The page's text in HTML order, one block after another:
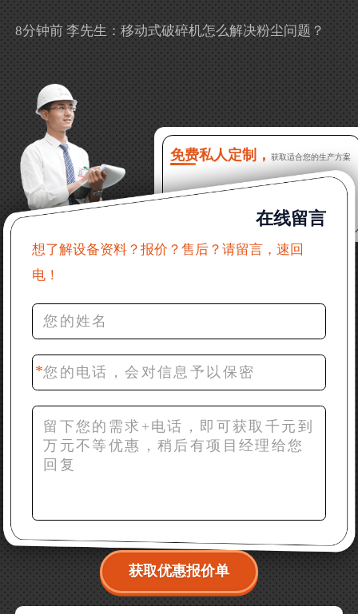
8分钟前 李先生：移动式破碎机怎么解决粉尘问题？
吗？
16分钟前 程先生：破碎生产线出个方案及报价，有什
么售后服务？
22分钟前 郑女士：想了解时产500吨锤破，加工石灰石
31分钟前 吴先生：成套石头破碎设备有吗？给个详细
产品资料
36分钟前 罗先生：每小时100吨左右的鄂破和反击破，
42分钟前 梁先生：膨润土磨到200目，用什么磨粉设
备？
免费私人定制， 获取适合您的生产方案
在线留言
想了解设备资料？报价？售后？请留言，速回
电！
获取优惠报价单